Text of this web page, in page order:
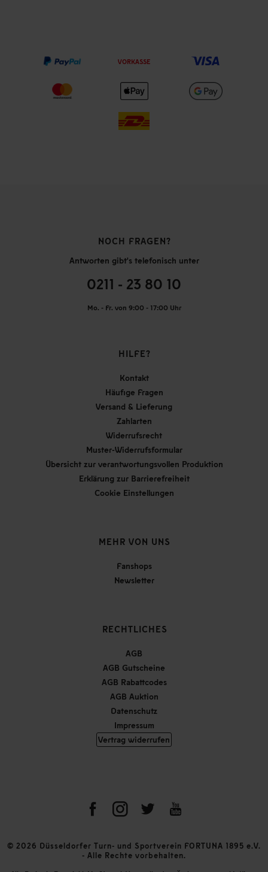
VORKASSE
NOCH FRAGEN?
Antworten gibt's telefonisch unter
0211 - 23 80 10
Mo. - Fr. von 9:00 - 17:00 Uhr
HILFE?
Kontakt
Häufige Fragen
Versand & Lieferung
Zahlarten
Widerrufsrecht
Muster-Widerrufsformular
Übersicht zur verantwortungsvollen Produktion
Erklärung zur Barrierefreiheit
Cookie Einstellungen
MEHR VON UNS
Fanshops
Newsletter
RECHTLICHES
AGB
AGB Gutscheine
AGB Rabattcodes
AGB Auktion
Datenschutz
Impressum
Vertrag widerrufen
© 2026 Düsseldorfer Turn- und Sportverein FORTUNA 1895 e.V.
- Alle Rechte vorbehalten.